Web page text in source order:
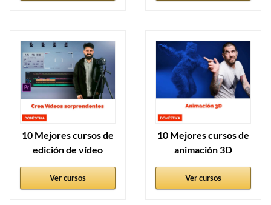
10 Mejores cursos de
edición de vídeo
Ver cursos
10 Mejores cursos de
animación 3D
Ver cursos